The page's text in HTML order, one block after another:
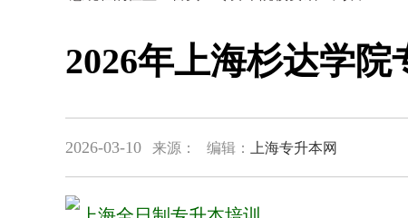
2026年上海杉达学
2026-03-10 来源： 编辑： 上海专升本网